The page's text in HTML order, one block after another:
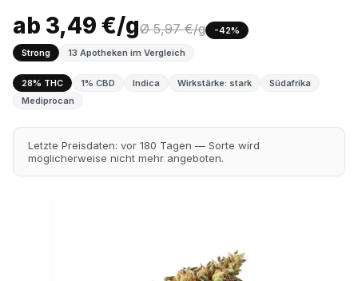
ab 3,49 €/gØ 5,97 €/g
-42%
Strong
13 Apotheken im Vergleich
28% THC 1% CBD Indica Wirkstärke: stark
Südafrika
Mediprocan
Letzte Preisdaten: vor 180 Tagen — Sorte wird
möglicherweise nicht mehr angeboten.